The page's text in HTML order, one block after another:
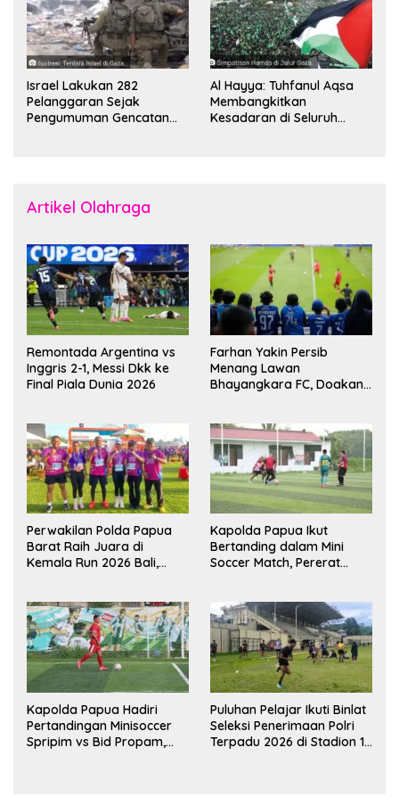
Israel Lakukan 282
Pelanggaran Sejak
Pengumuman Gencatan
Al Hayya: Tuhfanul Aqsa
Membangkitkan
Kesadaran di Seluruh
Artikel Olahraga
Remontada Argentina vs
Inggris 2-1, Messi Dkk ke
Final Piala Dunia 2026
Farhan Yakin Persib
Menang Lawan
Bhayangkara FC, Doakan
Perwakilan Polda Papua
Barat Raih Juara di
Kemala Run 2026 Bali,
Kapolda Papua Ikut
Bertanding dalam Mini
Soccer Match, Pererat
Kapolda Papua Hadiri
Pertandingan Minisoccer
Spripim vs Bid Propam,
Puluhan Pelajar Ikuti Binlat
Seleksi Penerimaan Polri
Terpadu 2026 di Stadion 16